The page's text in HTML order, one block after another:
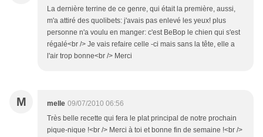
La dernière terrine de ce genre, qui était la première, aussi,
m'a attiré des quolibets: j'avais pas enlevé les yeux! plus
personne n'a voulu en manger: c'est BeBop le chien qui s'est
régalé<br /> Je vais refaire celle -ci mais sans la tête, elle a
l'air trop bonne<br /> Merci
M melle 09/07/2010 06:56
Très belle recette qui fera le plat principal de notre prochain
pique-nique !<br /> Merci à toi et bonne fin de semaine !<br />